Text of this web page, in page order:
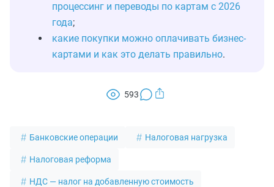
процессинг и переводы по картам с 2026
года;
какие покупки можно оплачивать бизнес-
картами и как это делать правильно.
593
Банковские операции Налоговая нагрузка
Налоговая реформа
НДС — налог на добавленную стоимость